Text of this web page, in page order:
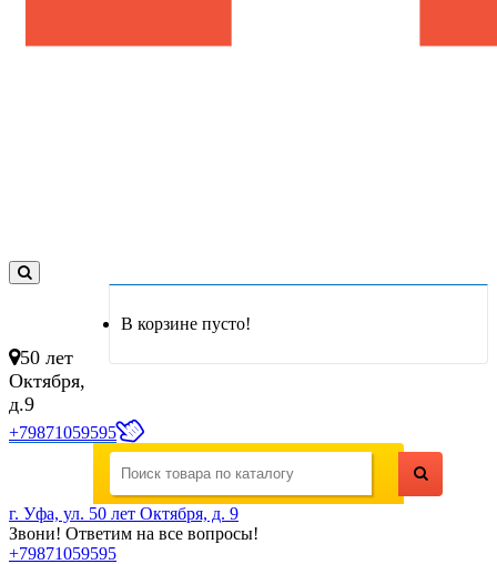
В корзине пусто!
50 лет
Октября,
д.9
+79871059595
г. Уфа, ул. 50 лет Октября, д. 9
Звони! Ответим на все вопросы!
+79871059595